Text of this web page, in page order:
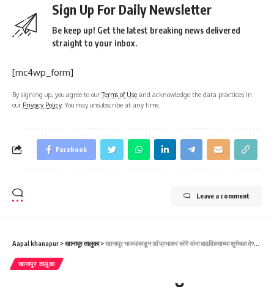
Sign Up For Daily Newsletter
Be keep up! Get the latest breaking news delivered
straight to your inbox.
[mc4wp_form]
By signing up, you agree to ourTerms of Use and acknowledge the data practices in
our Privacy Policy. You may unsubscribe at any time.
Facebook
Leave a comment
Aapal khanapur >खानापूर तालुका>खानापूर भाजपाकडून डॉ प्रभाकर कोरे यांना वाढदिवसाच्या शुभेच्छा देण्यात आल्या
खानापूर तालुका